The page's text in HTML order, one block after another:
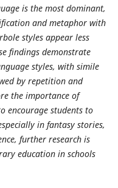
is the most dominant,
and metaphor with
styles appear less
findings demonstrate
styles, with simile
by repetition and
the importance of
encourage students to
in fantasy stories,
further research is
education in schools